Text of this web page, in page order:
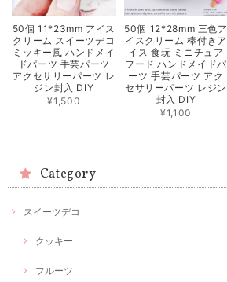
50個 11*23mm アイス
クリーム スイーツデコ
ミッキー風 ハンドメイ
ドパーツ 手芸パーツ
アクセサリーパーツ レ
ジン封入 DIY
¥1,500
50個 12*28mm 三色ア
イスクリーム 棒付きア
イス 食玩 ミニチュア
フード ハンドメイドパ
ーツ 手芸パーツ アク
セサリーパーツ レジン
封入 DIY
¥1,100
Category
スイーツデコ
クッキー
フルーツ